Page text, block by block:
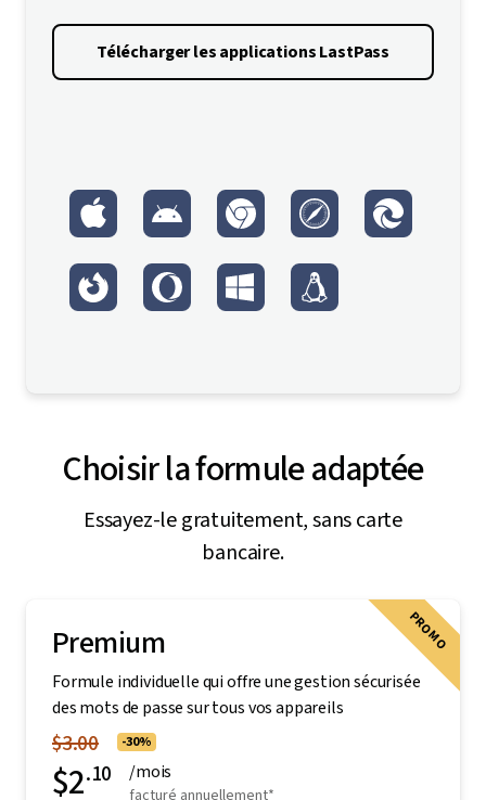
Télécharger les applications LastPass
Choisir la formule adaptée
Essayez-le gratuitement, sans carte
bancaire.
PROMO
Premium
Formule individuelle qui offre une gestion sécurisée
des mots de passe sur tous vos appareils
$3.00 -30%
$2.10 /mois